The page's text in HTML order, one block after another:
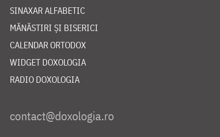
SINAXAR ALFABETIC
MĂNĂSTIRI ȘI BISERICI
CALENDAR ORTODOX
WIDGET DOXOLOGIA
RADIO DOXOLOGIA